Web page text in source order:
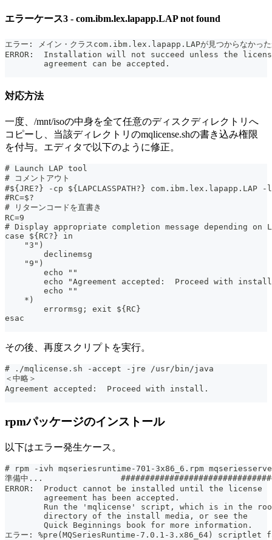
エラーケース3 - com.ibm.lex.lapapp.LAP not found
エラー: メイン・クラスcom.ibm.lex.lapapp.LAPが見つからなかった
ERROR:  Installation will not succeed unless the
        agreement can be accepted.
対応方法
一度、/mnt/isoの中身を全て任意のディスクディレクトリへ
コピーし、当該ディレクトリのmqlicense.shの書き込み権限
を付与。エディタで以下のように修正。
# Launch LAP tool
# コメントアウト
#${JRE?} -cp ${LAPCLASSPATH?} com.ibm.lex.lapapp.LAP
#RC=$?
# リターンコードを直書き
RC=9
# Display appropriate completion message depending on
case ${RC?} in
    "3")
declinemsg
    "9")
        echo ""
echo "Agreement accepted:  Proceed with
echo ""
    *)
errormsg; exit ${RC}
esac
その後、再度スクリプトを実行。
# ./mqlicense.sh -accept -jre /usr/bin/java
＜中略＞
Agreement accepted:  Proceed with install.
rpmパッケージのインストール
以下はエラー発生ケース。
# rpm -ivh mqseriesruntime-701-3x86_6.rpm
準備中...
ERROR:  Product cannot be installed until the license
        agreement has been accepted.
Run the 'mqlicense' script, which is in the
        directory of the install media, or see the
        Quick Beginnings book for more information.
エラー: %pre(MQSeriesRuntime-7.0.1-3.x86_64)